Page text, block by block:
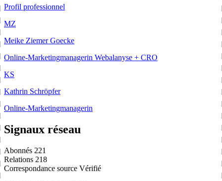
Profil professionnel
MZ
Meike Ziemer Goecke
Online-Marketingmanagerin Webalanyse + CRO
KS
Kathrin Schröpfer
Online-Marketingmanagerin
Signaux réseau
Abonnés 221
Relations 218
Correspondance source Vérifié